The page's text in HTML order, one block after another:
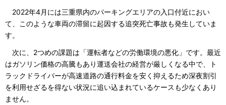
2022年4月には三重県内のパーキングエリアの入口付近におい
て、このような車両の滞留に起因する追突死亡事故も発生していま
す。
次に、2つめの課題は「運転者などの労働環境の悪化」です。最近
はガソリン価格の高騰もあり運送会社の経営が厳しくなる中で、ト
ラックドライバーが高速道路の通行料金を安く抑えるため深夜割引
を利用せざるを得ない状況に追い込まれているケースも少なくあり
ません。